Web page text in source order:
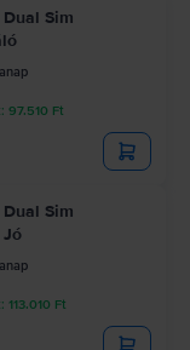
Sim
97.510 Ft
Sim
Jó
Ft